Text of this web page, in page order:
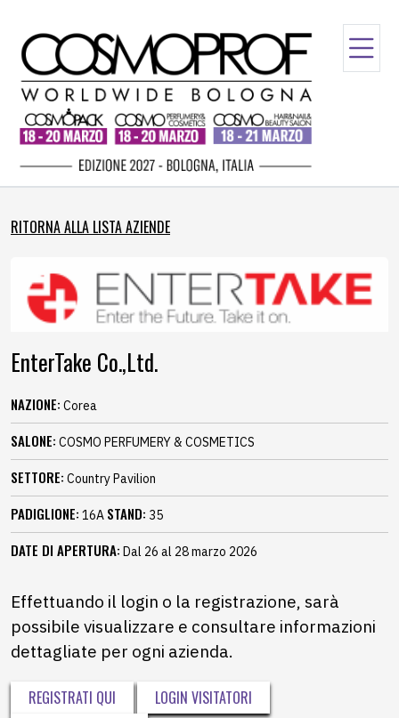
RITORNA ALLA LISTA AZIENDE
EnterTake Co.,Ltd.
NAZIONE: Corea
SALONE: COSMO PERFUMERY & COSMETICS
SETTORE: Country Pavilion
PADIGLIONE: 16A STAND: 35
DATE DI APERTURA: Dal 26 al 28 marzo 2026
Effettuando il login o la registrazione, sarà
possibile visualizzare e consultare informazioni
dettagliate per ogni azienda.
REGISTRATI QUI
LOGIN VISITATORI